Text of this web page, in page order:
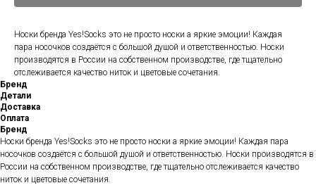
Носки бренда Yes!Socks это не просто носки а яркие эмоции! Каждая
пара носочков создаётся с большой душой и ответственностью. Носки
производятся в России на собственном производстве, где тщательно
отслеживается качество ниток и цветовые сочетания.
Бренд
Детали
Доставка
Оплата
Бренд
Носки бренда Yes!Socks это не просто носки а яркие эмоции! Каждая пара
носочков создаётся с большой душой и ответственностью. Носки производятся в
России на собственном производстве, где тщательно отслеживается качество
ниток и цветовые сочетания.